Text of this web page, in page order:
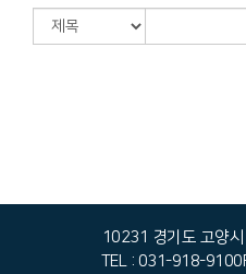
10231 경기도 고양
TEL : 031-918-9100